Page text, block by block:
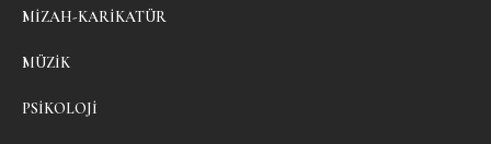
MIZAH-KARIKATÜR
MÜZIK
PSIKOLOJI